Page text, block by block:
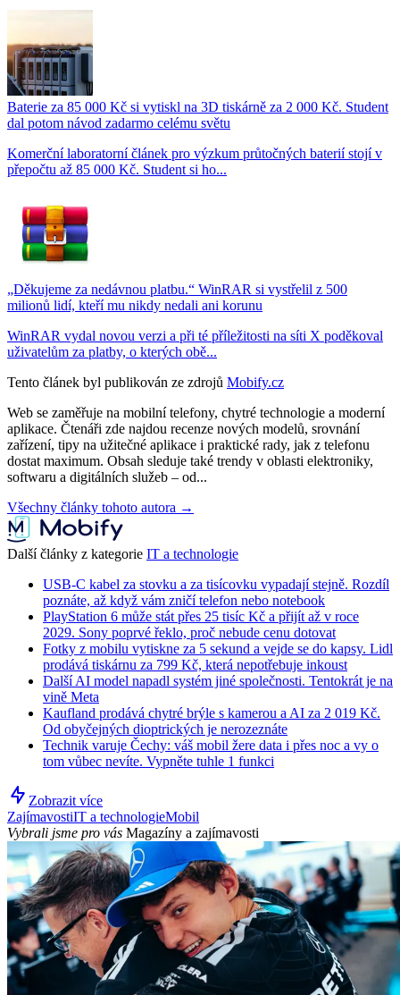
Baterie za 85 000 Kč si vytiskl na 3D tiskárně za 2 000 Kč. Student
dal potom návod zadarmo celému světu
Komerční laboratorní článek pro výzkum průtočných baterií stojí v
přepočtu až 85 000 Kč. Student si ho...
„Děkujeme za nedávnou platbu.“ WinRAR si vystřelil z 500
milionů lidí, kteří mu nikdy nedali ani korunu
WinRAR vydal novou verzi a při té příležitosti na síti X poděkoval
uživatelům za platby, o kterých obě...
Tento článek byl publikován ze zdrojů Mobify.cz
Web se zaměřuje na mobilní telefony, chytré technologie a moderní
aplikace. Čtenáři zde najdou recenze nových modelů, srovnání
zařízení, tipy na užitečné aplikace i praktické rady, jak z telefonu
dostat maximum. Obsah sleduje také trendy v oblasti elektroniky,
softwaru a digitálních služeb – od...
Všechny články tohoto autora →
Další články z kategorie IT a technologie
USB-C kabel za stovku a za tisícovku vypadají stejně. Rozdíl
poznáte, až když vám zničí telefon nebo notebook
PlayStation 6 může stát přes 25 tisíc Kč a přijít až v roce
2029. Sony poprvé řeklo, proč nebude cenu dotovat
Fotky z mobilu vytiskne za 5 sekund a vejde se do kapsy. Lidl
prodává tiskárnu za 799 Kč, která nepotřebuje inkoust
Další AI model napadl systém jiné společnosti. Tentokrát je na
vině Meta
Kaufland prodává chytré brýle s kamerou a AI za 2 019 Kč.
Od obyčejných dioptrických je nerozeznáte
Technik varuje Čechy: váš mobil žere data i přes noc a vy o
tom vůbec nevíte. Vypněte tuhle 1 funkci
Zobrazit více
ZajímavostiIT a technologieMobil
Vybrali jsme pro vás Magazíny a zajímavosti